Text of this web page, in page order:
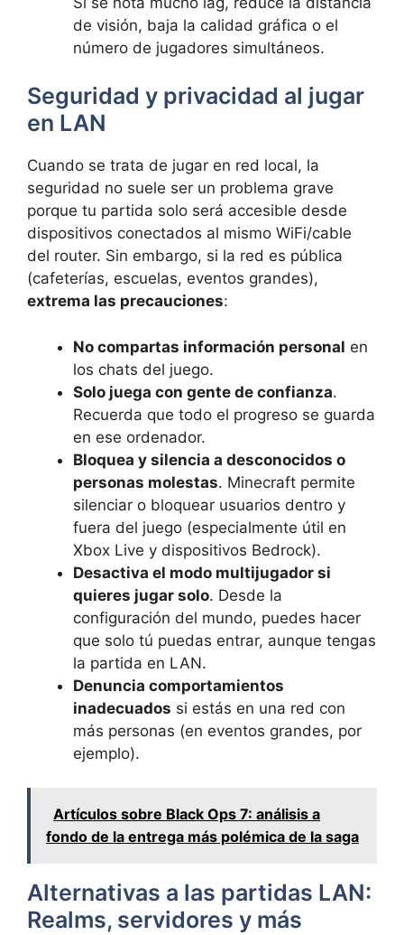
de visión, baja la calidad gráfica o el
número de jugadores simultáneos.
Seguridad y privacidad al jugar
en LAN
Cuando se trata de jugar en red local, la
seguridad no suele ser un problema grave
porque tu partida solo será accesible desde
dispositivos conectados al mismo WiFi/cable
del router. Sin embargo, si la red es pública
(cafeterías, escuelas, eventos grandes),
extrema las precauciones:
No compartas información personal en
los chats del juego.
Solo juega con gente de confianza.
Recuerda que todo el progreso se guarda
en ese ordenador.
Bloquea y silencia a desconocidos o
personas molestas. Minecraft permite
silenciar o bloquear usuarios dentro y
fuera del juego (especialmente útil en
Xbox Live y dispositivos Bedrock).
Desactiva el modo multijugador si
quieres jugar solo. Desde la
configuración del mundo, puedes hacer
que solo tú puedas entrar, aunque tengas
la partida en LAN.
Denuncia comportamientos
inadecuados si estás en una red con
más personas (en eventos grandes, por
ejemplo).
Artículos sobre Black Ops 7: análisis a
fondo de la entrega más polémica de la saga
Alternativas a las partidas LAN:
Realms, servidores y más